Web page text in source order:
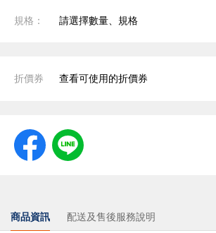
規格： 請選擇數量、規格
折價券 查看可使用的折價券
商品資訊 配送及售後服務說明